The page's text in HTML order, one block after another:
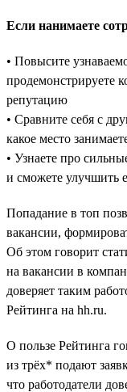
Если нанимаете
• Повысите
продемонстрируете
репутацию
• Сравните себя с
какое место
• Узнаете про
и сможете улучшить
Попадание в топ
вакансии,
Об этом говорит
на вакансии в
доверяет таким
Рейтинга на hh.ru.
О пользе Рейтинга
из трёх* подают
что работодатели